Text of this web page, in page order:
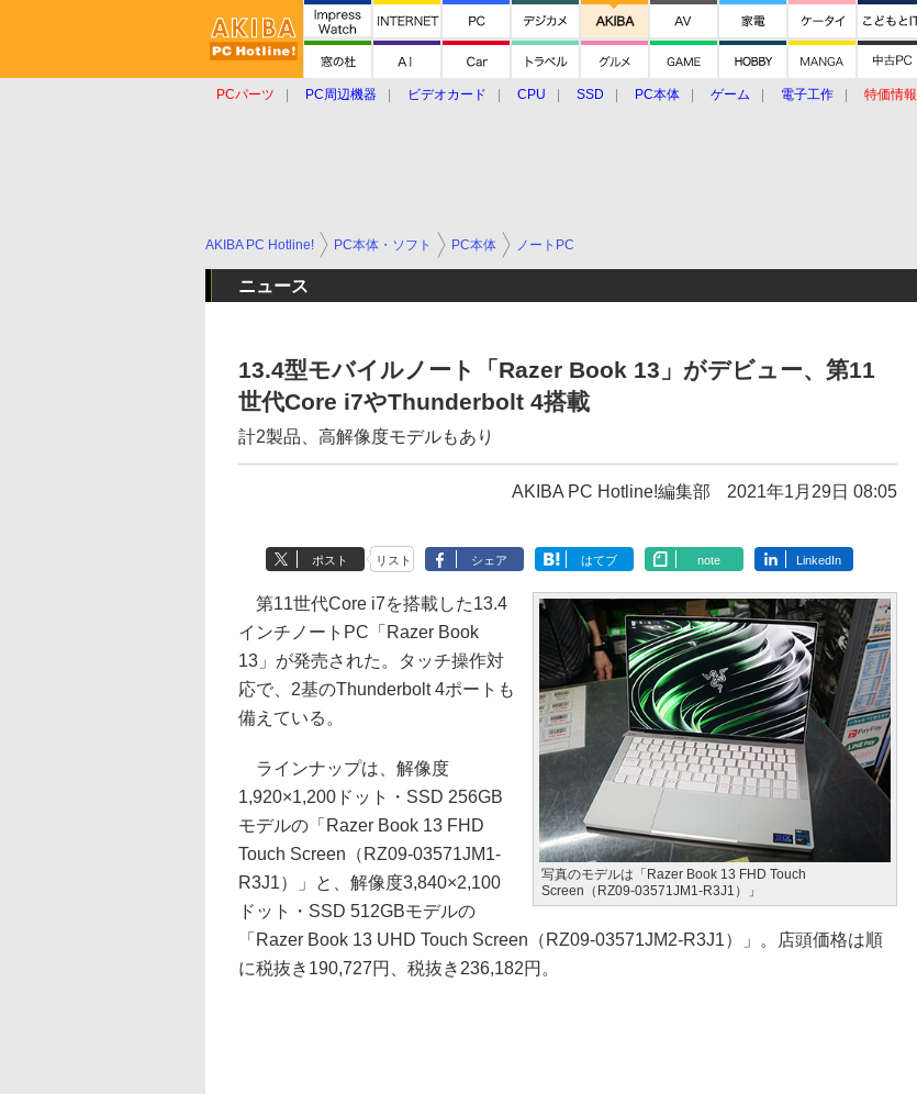
PCパーツ PC周辺機器 ビデオカード CPU SSD PC本体 ゲーム 電子工作 特価情報
AKIBA PC Hotline! PC本体・ソフト PC本体 ノートPC
ニュース
13.4型モバイルノート「Razer Book 13」がデビュー、第11
世代Core i7やThunderbolt 4搭載
計2製品、高解像度モデルもあり
AKIBA PC Hotline!編集部 2021年1月29日 08:05
ポスト リスト シェア はてブ note LinkedIn
写真のモデルは「Razer Book 13 FHD Touch
Screen（RZ09-03571JM1-R3J1）」
第11世代Core i7を搭載した13.4
インチノートPC「Razer Book
13」が発売された。タッチ操作対
応で、2基のThunderbolt 4ポートも
備えている。
ラインナップは、解像度
1,920×1,200ドット・SSD 256GB
モデルの「Razer Book 13 FHD
Touch Screen（RZ09-03571JM1-
R3J1）」と、解像度3,840×2,100
ドット・SSD 512GBモデルの
「Razer Book 13 UHD Touch Screen（RZ09-03571JM2-R3J1）」。店頭価格は順
に税抜き190,727円、税抜き236,182円。